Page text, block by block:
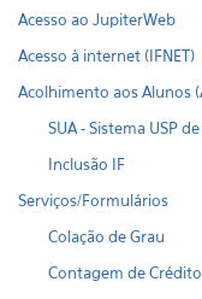
Acesso ao JupiterWeb
Acesso à internet (IFNET)
Acolhimento aos Alunos
SUA - Sistema USP
Inclusão IF
Serviços/Formulários
Colação de Grau
Contagem de